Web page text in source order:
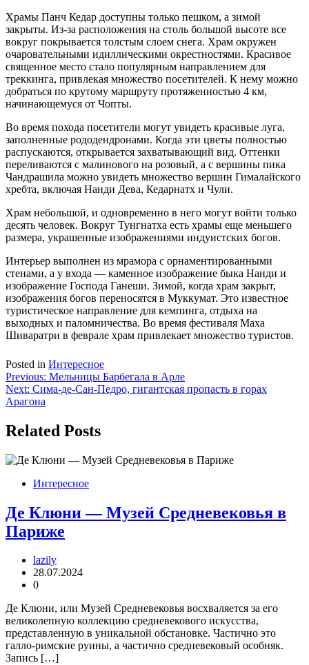
Храмы Панч Кедар доступны только пешком, а зимой
закрыты. Из-за расположения на столь большой высоте все
вокруг покрывается толстым слоем снега. Храм окружен
очаровательными идиллическими окрестностями. Красивое
священное место стало популярным направлением для
треккинга, привлекая множество посетителей. К нему можно
добраться по крутому маршруту протяженностью 4 км,
начинающемуся от Чопты.
Во время похода посетители могут увидеть красивые луга,
заполненные рододендронами. Когда эти цветы полностью
распускаются, открывается захватывающий вид. Оттенки
переливаются с малинового на розовый, а с вершины пика
Чандрашила можно увидеть множество вершин Гималайского
хребта, включая Нанди Дева, Кедарнатх и Чули.
Храм небольшой, и одновременно в него могут войти только
десять человек. Вокруг Тунгнатха есть храмы еще меньшего
размера, украшенные изображениями индуистских богов.
Интерьер выполнен из мрамора с орнаментированными
стенами, а у входа — каменное изображение быка Нанди и
изображение Господа Ганеши. Зимой, когда храм закрыт,
изображения богов переносятся в Муккумат. Это известное
туристическое направление для кемпинга, отдыха на
выходных и паломничества. Во время фестиваля Маха
Шиваратри в феврале храм привлекает множество туристов.
Posted in Интересное
Навигация
по
Previous: Мельницы Барбегала в Арле
Next: Сима-де-Сан-Педро, гигантская пропасть в горах
Арагона
Related Posts
Интересное
Де Клюни — Музей Средневековья в
Париже
lazily
28.07.2024
0
Де Клюни, или Музей Средневековья восхваляется за его
великолепную коллекцию средневекового искусства,
представленную в уникальной обстановке. Частично это
галло-римские руины, а частично средневековый особняк.
Запись […]